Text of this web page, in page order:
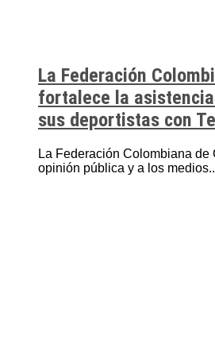
La Federación
fortalece la
sus deportistas con
La Federación Colombiana de
opinión pública y a los